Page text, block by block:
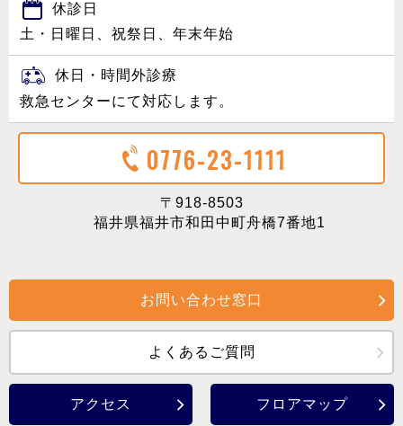
休診日
土・日曜日、祝祭日、年末年始
休日・時間外診療
救急センターにて対応します。
0776-23-1111
〒918-8503
福井県福井市和田中町舟橋7番地1
お問い合わせ窓口
よくあるご質問
アクセス フロアマップ